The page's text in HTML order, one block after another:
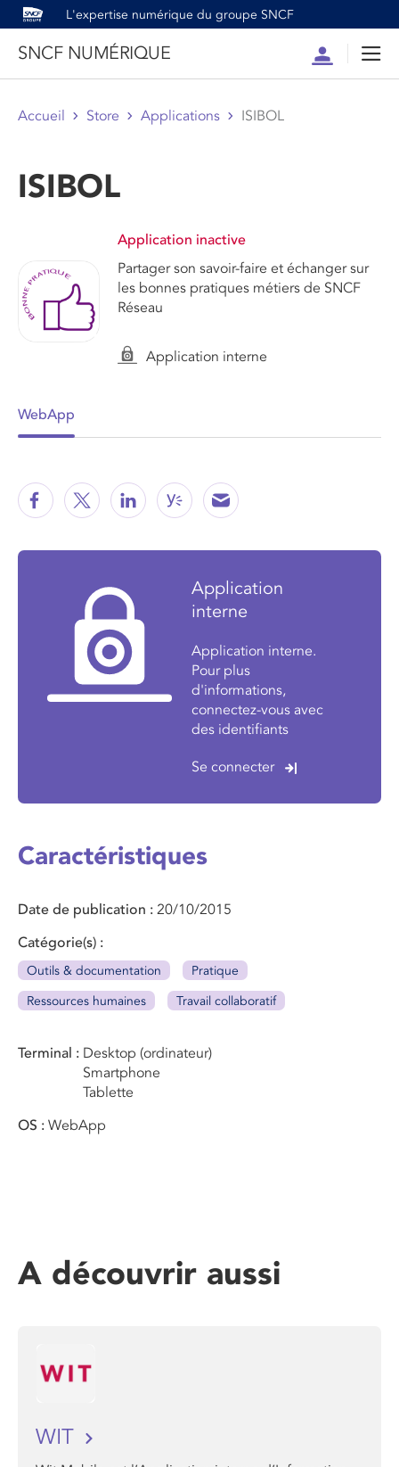
L'expertise numérique du groupe SNCF
SNCF NUMÉRIQUE
Compte
Accueil Store Applications ISIBOL
ISIBOL
Application inactive
Partager son savoir-faire et échanger sur
les bonnes pratiques métiers de SNCF
Réseau
Application interne
WebApp
Application
interne
Application interne.
Pour plus
d'informations,
connectez-vous avec
des identifiants
Se connecter
Caractéristiques
Date de publication
20/10/2015
Catégorie(s)
Outils & documentation
Pratique
Ressources humaines
Travail collaboratif
Terminal
Desktop (ordinateur)
Smartphone
Tablette
OS
WebApp
A découvrir aussi
WIT